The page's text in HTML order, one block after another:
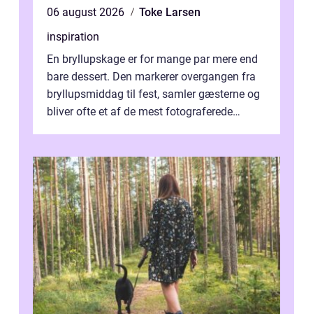
06 august 2026
Toke Larsen
inspiration
En bryllupskage er for mange par mere end
bare dessert. Den markerer overgangen fra
bryllupsmiddag til fest, samler gæsterne og
bliver ofte et af de mest fotograferede